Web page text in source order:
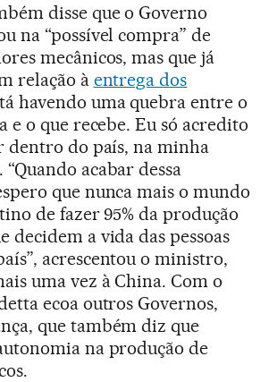
disse que o Governo
na “possível compra” de
mecânicos, mas que já
relação à entrega dos
havendo uma quebra entre o
e o que recebe. Eu só acredito
dentro do país, na minha
acabar dessa
que nunca mais o mundo
de fazer 95% da produção
decidem a vida das pessoas
acrescentou o ministro,
uma vez à China. Com o
ecoa outros Governos,
que também diz que
na produção de